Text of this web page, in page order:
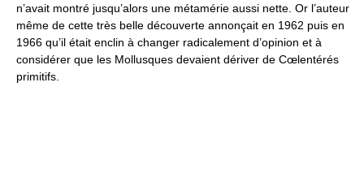
n’avait montré jusqu’alors une métamérie aussi nette. Or l’auteur
même de cette très belle découverte annonçait en 1962 puis en
1966 qu’il était enclin à changer radicalement d’opinion et à
considérer que les Mollusques devaient dériver de Cœlentérés
primitifs.